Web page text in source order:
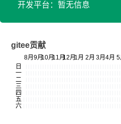
开发平台：暂无信息
gitee贡献